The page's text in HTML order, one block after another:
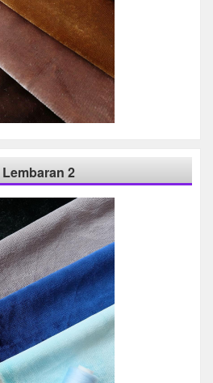
2